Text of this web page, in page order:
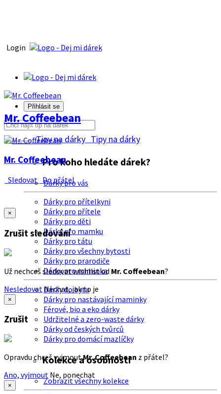
Login
Přihlásit se
Tipy na dárky Tipy na dárky
Pro koho hledáte dárek?
Dárky pro vás
Dárky pro přítelkyni
Dárky pro přítele
Dárky pro děti
Dárky pro mamku
Dárky pro tátu
Dárky pro všechny bytosti
Dárky pro prarodiče
Dárky pro miminka
Dárky do bytu
Dárky pro nastávající maminky
Férové, bio a eko dárky
Udržitelné a zero-waste dárky
Dárky od českých tvůrců
Dárky pro domácí mazlíčky
Kolekce a osobnosti
Zobrazit všechny kolekce
Mr. Coffeebean
Mr. Coffeebean
Sledovat Do přátel
×
Zrušit sledování
Už nechceš sledovat wishlist od Mr. Coffeebean?
Nesledovat Nechat, jak to je
×
Zrušit
Opravdu chceš vyjmoutMr. Coffeebean z přátel?
Ano, vyjmout Ne, ponechat
×